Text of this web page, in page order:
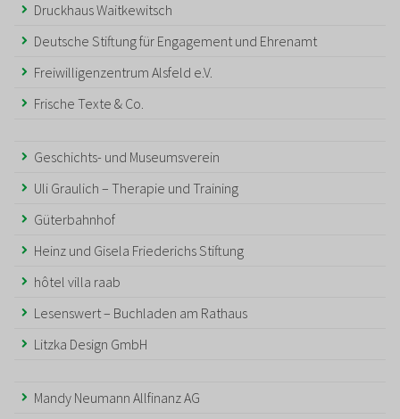
Druckhaus Waitkewitsch
Deutsche Stiftung für Engagement und Ehrenamt
Freiwilligenzentrum Alsfeld e.V.
Frische Texte & Co.
Geschichts- und Museumsverein
Uli Graulich – Therapie und Training
Güterbahnhof
Heinz und Gisela Friederichs Stiftung
hôtel villa raab
Lesenswert – Buchladen am Rathaus
Litzka Design GmbH
Mandy Neumann Allfinanz AG